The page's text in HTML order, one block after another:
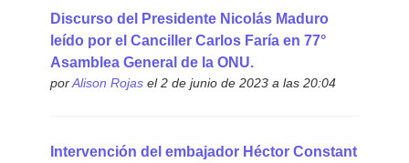
Discurso del Presidente Nicolás Maduro
leído por el Canciller Carlos Faría en 77°
Asamblea General de la ONU.
porAlison Rojasel 2 de junio de 2023 a las 20:04
Intervención del embajador Héctor Constant